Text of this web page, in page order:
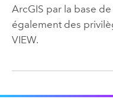
ArcGIS par la base
également des
VIEW.